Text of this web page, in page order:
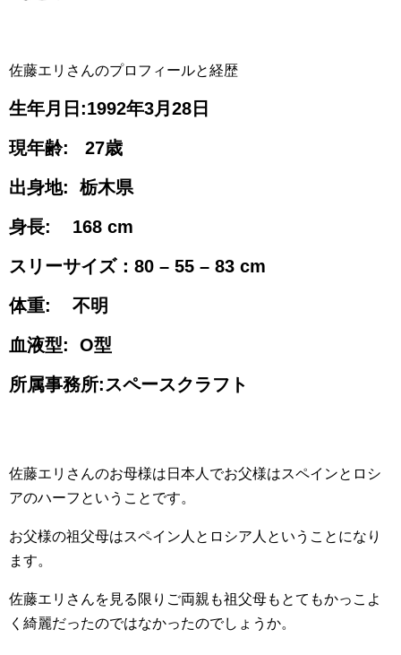
佐藤エリさんのプロフィールと経歴
生年月日:1992年3月28日
現年齢: 27歳
出身地: 栃木県
身長: 168 cm
スリーサイズ：80 – 55 – 83 cm
体重: 不明
血液型: O型
所属事務所:スペースクラフト
佐藤エリさんのお母様は日本人でお父様はスペインとロシ
アのハーフということです。
お父様の祖父母はスペイン人とロシア人ということになり
ます。
佐藤エリさんを見る限りご両親も祖父母もとてもかっこよ
く綺麗だったのではなかったのでしょうか。